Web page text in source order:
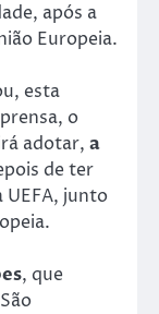
após a
Europeia.
esta
o
adotar, a
de ter
UEFA, junto
, que